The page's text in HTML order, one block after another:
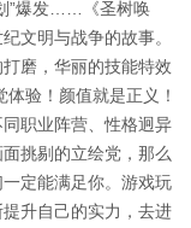
”爆发……《圣树唤
文明与战争的故事。
磨，华丽的技能特效
验！颜值就是正义！
同职业阵营、性格迥异
挑剔的立绘党，那么
一定能满足你。游戏玩
升自己的实力，去进